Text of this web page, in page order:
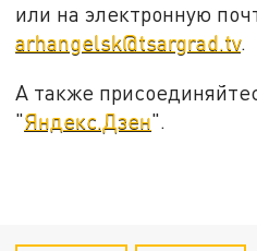
или на электронную
arhangelsk@tsargrad.tv.
А также
"Яндекс.Дзен".